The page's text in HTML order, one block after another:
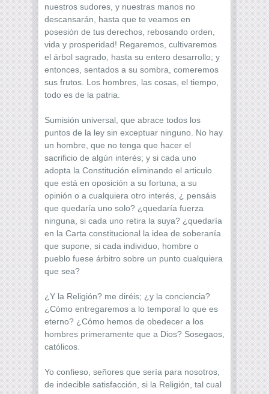
nuestros sudores, y nuestras manos no
descansarán, hasta que te veamos en
posesión de tus derechos, rebosando orden,
vida y prosperidad! Regaremos, cultivaremos
el árbol sagrado, hasta su entero desarrollo; y
entonces, sentados a su sombra, comeremos
sus frutos. Los hombres, las cosas, el tiempo,
todo es de la patria.
Sumisión universal, que abrace todos los
puntos de la ley sin exceptuar ninguno. No hay
un hombre, que no tenga que hacer el
sacrificio de algún interés; y si cada uno
adopta la Constitución eliminando el articulo
que está en oposición a su fortuna, a su
opinión o a cualquiera otro interés, ¿ pensáis
que quedaría uno solo? ¿quedaría fuerza
ninguna, si cada uno retira la suya? ¿quedaría
en la Carta constitucional la idea de soberanía
que supone, si cada individuo, hombre o
pueblo fuese árbitro sobre un punto cualquiera
que sea?
¿Y la Religión? me diréis; ¿y la conciencia?
¿Cómo entregaremos a lo temporal lo que es
eterno? ¿Cómo hemos de obedecer a los
hombres primeramente que a Dios? Sosegaos,
católicos.
Yo confieso, señores que sería para nosotros,
de indecible satisfacción, si la Religión, tal cual